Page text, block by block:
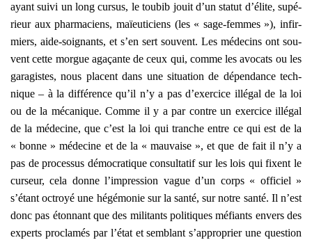
ayant sui­vi un long cur­sus, le tou­bib jouit d’un sta­tut d’élite, supé­
rieur aux phar­ma­ciens, maïeu­ti­ciens (les « sage-femmes »), infir­
miers, aide-soi­gnants, et s’en sert sou­vent. Les méde­cins ont sou­
vent cette morgue aga­çante de ceux qui, comme les avo­cats ou les
gara­gistes, nous placent dans une situa­tion de dépen­dance tech­
nique – à la dif­fé­rence qu’il n’y a pas d’exercice illé­gal de la loi
ou de la méca­nique. Comme il y a par contre un exer­cice illé­gal
de la méde­cine, que c’est la loi qui tranche entre ce qui est de la
« bonne » méde­cine et de la « mau­vaise », et que de fait il n’y a
pas de pro­ces­sus démo­cra­tique consul­ta­tif sur les lois qui fixent le
cur­seur, cela donne l’impression vague d’un corps « offi­ciel »
s’étant octroyé une hégé­mo­nie sur la san­té, sur notre san­té. Il n’est
donc pas éton­nant que des mili­tants poli­tiques méfiants envers des
experts pro­cla­més par l’état et sem­blant s’approprier une ques­tion